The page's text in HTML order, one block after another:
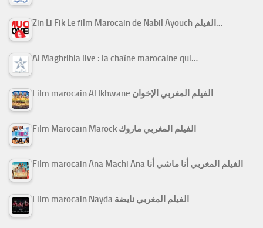
Zin Li Fik Le film Marocain de Nabil Ayouch الفيلم…
Al Maghribia live : la chaîne marocaine qui…
Film marocain Al Ikhwane الفيلم المغربي الإخوان
Film Marocain Marock الفيلم المغربي ماروك
Film marocain Ana Machi Ana الفيلم المغربي أنا ماشي أنا
Film marocain Nayda الفيلم المغربي نايضة